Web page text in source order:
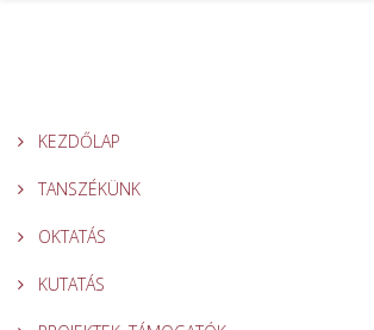
KEZDŐLAP
TANSZÉKÜNK
OKTATÁS
KUTATÁS